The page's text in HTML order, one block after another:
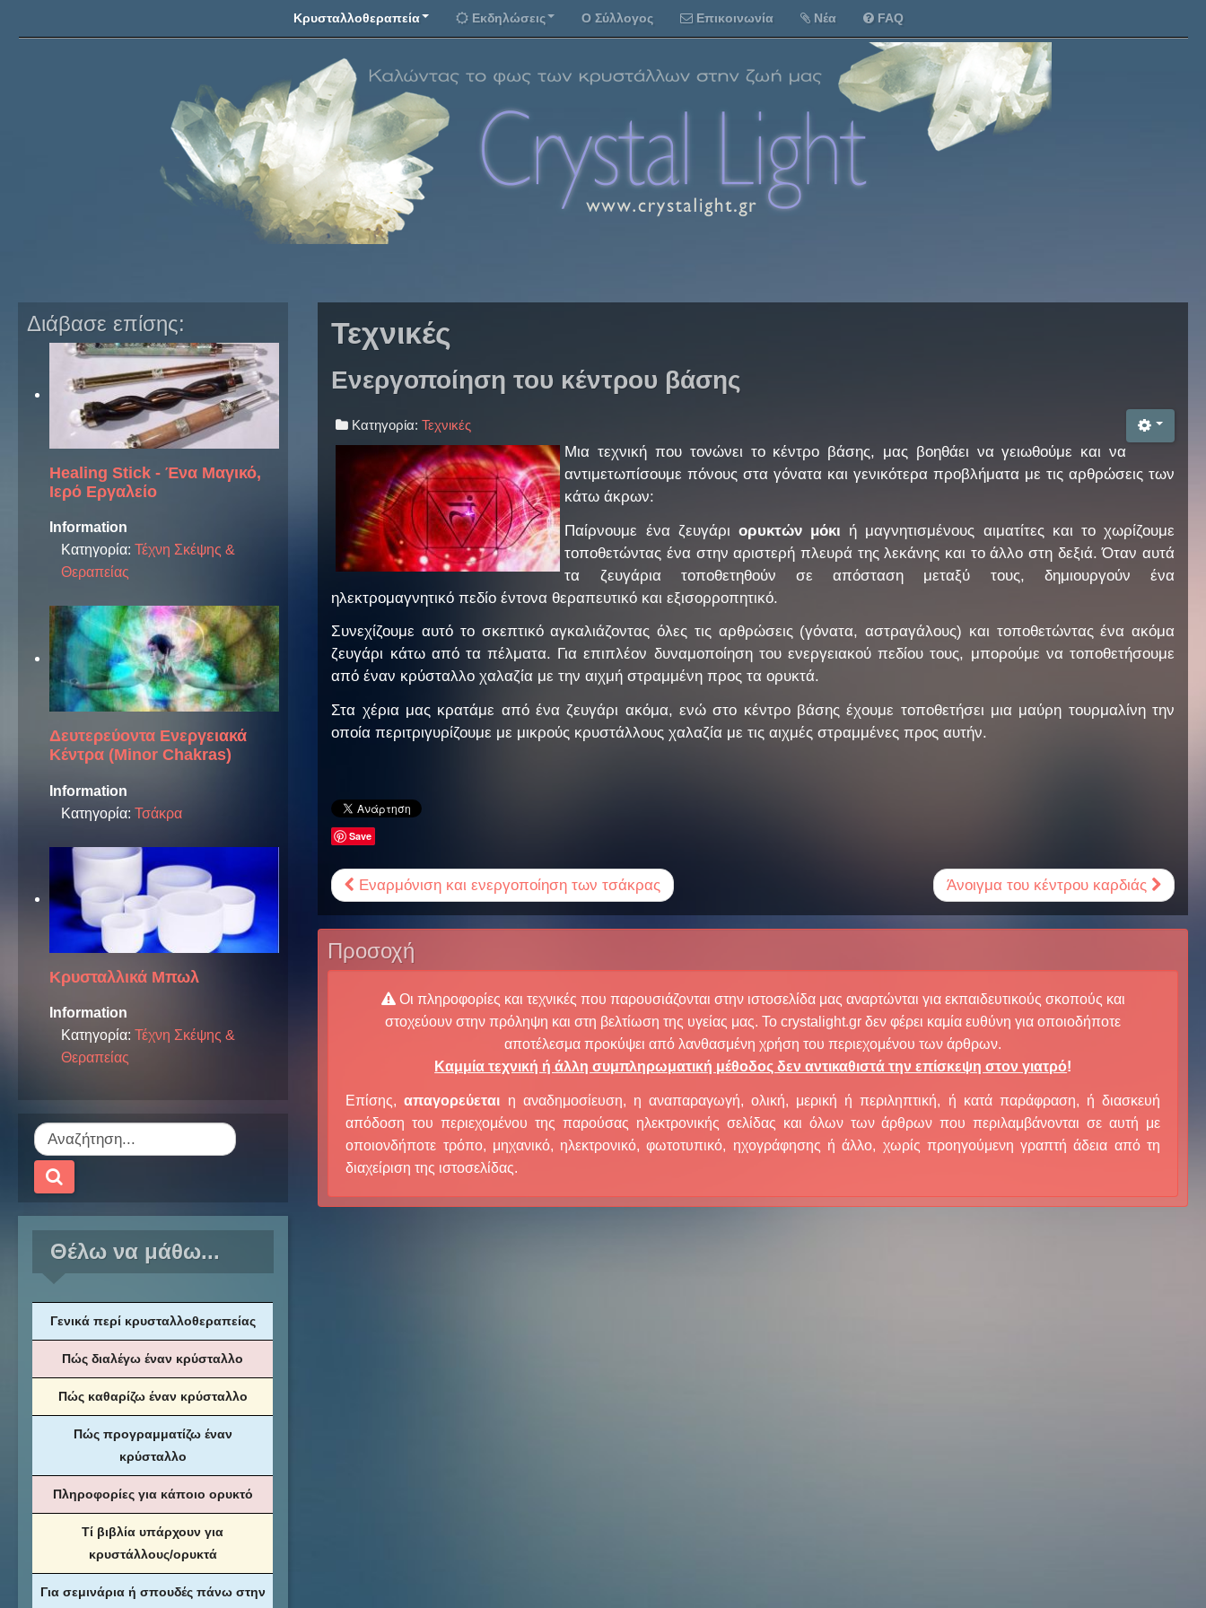
Κρυσταλλοθεραπεία Εκδηλώσεις Ο Σύλλογος Επικοινωνία Νέα FAQ
Διάβασε επίσης:
Healing Stick - Ένα Μαγικό,
Ιερό Εργαλείο
Information
Κατηγορία: Τέχνη Σκέψης &
Θεραπείας
Δευτερεύοντα Ενεργειακά
Κέντρα (Minor Chakras)
Information
Κατηγορία: Τσάκρα
Κρυσταλλικά Μπωλ
Information
Κατηγορία: Τέχνη Σκέψης &
Θεραπείας
Θέλω να μάθω...
Γενικά περί κρυσταλλοθεραπείας
Πώς διαλέγω έναν κρύσταλλο
Πώς καθαρίζω έναν κρύσταλλο
Πώς προγραμματίζω έναν
κρύσταλλο
Πληροφορίες για κάποιο ορυκτό
Τί βιβλία υπάρχουν για
κρυστάλλους/ορυκτά
Για σεμινάρια ή σπουδές πάνω στην
Τεχνικές
Ενεργοποίηση του κέντρου βάσης
Κατηγορία:Τεχνικές
Μια τεχνική που τονώνει το κέντρο βάσης, μας βοηθάει να γειωθούμε και να
αντιμετωπίσουμε πόνους στα γόνατα και γενικότερα προβλήματα με τις αρθρώσεις των
κάτω άκρων:
Παίρνουμε ένα ζευγάρι ορυκτών μόκι ή μαγνητισμένους αιματίτες και το χωρίζουμε
τοποθετώντας ένα στην αριστερή πλευρά της λεκάνης και το άλλο στη δεξιά. Όταν αυτά
τα ζευγάρια τοποθετηθούν σε απόσταση μεταξύ τους, δημιουργούν ένα
ηλεκτρομαγνητικό πεδίο έντονα θεραπευτικό και εξισορροπητικό.
Συνεχίζουμε αυτό το σκεπτικό αγκαλιάζοντας όλες τις αρθρώσεις (γόνατα, αστραγάλους) και τοποθετώντας ένα ακόμα
ζευγάρι κάτω από τα πέλματα. Για επιπλέον δυναμοποίηση του ενεργειακού πεδίου τους, μπορούμε να τοποθετήσουμε
από έναν κρύσταλλο χαλαζία με την αιχμή στραμμένη προς τα ορυκτά.
Στα χέρια μας κρατάμε από ένα ζευγάρι ακόμα, ενώ στο κέντρο βάσης έχουμε τοποθετήσει μια μαύρη τουρμαλίνη την
οποία περιτριγυρίζουμε με μικρούς κρυστάλλους χαλαζία με τις αιχμές στραμμένες προς αυτήν.
Save
Εναρμόνιση και ενεργοποίηση των τσάκρας Άνοιγμα του κέντρου καρδιάς
Προσοχή
Οι πληροφορίες και τεχνικές που παρουσιάζονται στην ιστοσελίδα μας αναρτώνται για εκπαιδευτικούς σκοπούς και
στοχεύουν στην πρόληψη και στη βελτίωση της υγείας μας. Το crystalight.gr δεν φέρει καμία ευθύνη για οποιοδήποτε
αποτέλεσμα προκύψει από λανθασμένη χρήση του περιεχομένου των άρθρων.
Καμμία τεχνική ή άλλη συμπληρωματική μέθοδος δεν αντικαθιστά την επίσκεψη στον γιατρό!
Επίσης,απαγορεύεται η αναδημοσίευση, η αναπαραγωγή, ολική, μερική ή περιληπτική, ή κατά παράφραση, ή διασκευή
απόδοση του περιεχομένου της παρούσας ηλεκτρονικής σελίδας και όλων των άρθρων που περιλαμβάνονται σε αυτή με
οποιονδήποτε τρόπο, μηχανικό, ηλεκτρονικό, φωτοτυπικό, ηχογράφησης ή άλλο, χωρίς προηγούμενη γραπτή άδεια από τη
διαχείριση της ιστοσελίδας.